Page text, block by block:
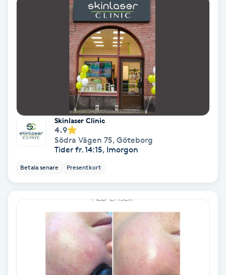
Spa manikyr & pedikyr
Spa-manikyr
Spa-pedikyr
Spraytan
Stylist
Svensk massage
Skinlaser Clinic
4.9
Södra Vägen 75, Göteborg
Tider fr. 14:15, Imorgon
Betala senare Presentkort